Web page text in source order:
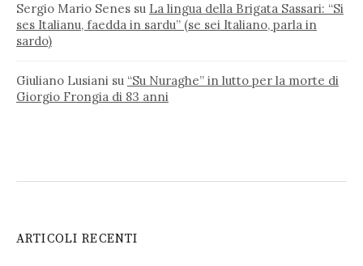
Sergio Mario Senes su La lingua della Brigata Sassari: “Si
ses Italianu, faedda in sardu” (se sei Italiano, parla in
sardo)
Giuliano Lusiani su “Su Nuraghe” in lutto per la morte di
Giorgio Frongia di 83 anni
ARTICOLI RECENTI